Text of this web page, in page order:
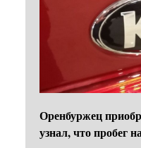
Оренбуржец
узнал, что пробег